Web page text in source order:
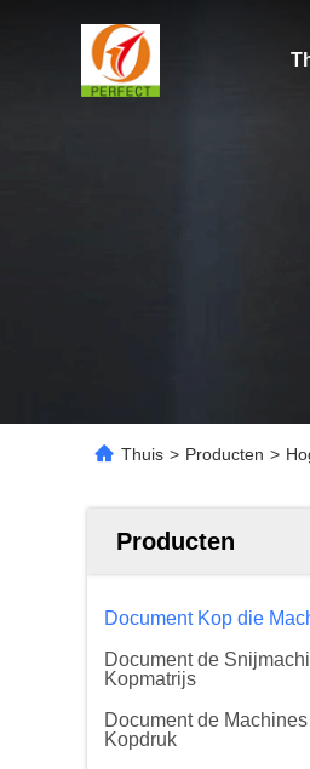
Thuis > Producten >
Producten
Document Kop die
Document de
Kopmatrijs
Document de
Kopdruk